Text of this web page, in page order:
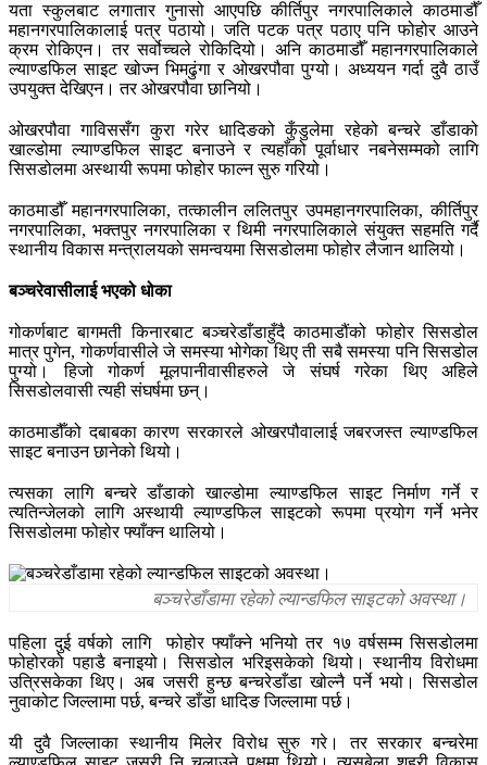
यता स्कुलबाट लगातार गुनासो आएपछि कीर्तिपुर नगरपालिकाले काठमाडौँ
महानगरपालिकालाई पत्र पठायो। जति पटक पत्र पठाए पनि फोहोर आउने
क्रम रोकिएन। तर सर्वोच्चले रोकिदियो। अनि काठमाडौँ महानगरपालिकाले
ल्याण्डफिल साइट खोज्न भिमढुंगा र ओखरपौवा पुग्यो। अध्ययन गर्दा दुवै ठाउँ
उपयुक्त देखिएन। तर ओखरपौवा छानियो।
ओखरपौवा गाविससँग कुरा गरेर धादिङको कुँडुलेमा रहेको बन्चरे डाँडाको
खाल्डोमा ल्याण्डफिल साइट बनाउने र त्यहाँको पूर्वाधार नबनेसम्मको लागि
सिसडोलमा अस्थायी रूपमा फोहोर फाल्न सुरु गरियो।
काठमाडौँ महानगरपालिका, तत्कालीन ललितपुर उपमहानगरपालिका, कीर्तिपुर
नगरपालिका, भक्तपुर नगरपालिका र थिमी नगरपालिकाले संयुक्त सहमति गर्दै
स्थानीय विकास मन्त्रालयको समन्वयमा सिसडोलमा फोहोर लैजान थालियो।
बञ्चरेवासीलाई भएको धोका
गोकर्णबाट बागमती किनारबाट बञ्चरेडाँडाहुँदै काठमाडौंको फोहोर सिसडोल
मात्र पुगेन, गोकर्णवासीले जे समस्या भोगेका थिए ती सबै समस्या पनि सिसडोल
पुग्यो। हिजो गोकर्ण मूलपानीवासीहरुले जे संघर्ष गरेका थिए अहिले
सिसडोलवासी त्यही संघर्षमा छन्।
काठमाडौँको दबाबका कारण सरकारले ओखरपौवालाई जबरजस्त ल्याण्डफिल
साइट बनाउन छानेको थियो।
त्यसका लागि बन्चरे डाँडाको खाल्डोमा ल्याण्डफिल साइट निर्माण गर्ने र
त्यतिन्जेलको लागि अस्थायी ल्याण्डफिल साइटको रूपमा प्रयोग गर्ने भनेर
सिसडोलमा फोहोर फ्याँक्न थालियो।
बञ्चरेडाँडामा रहेको ल्यान्डफिल साइटको अवस्था।
पहिला दुई वर्षको लागि फोहोर फ्याँक्ने भनियो तर १७ वर्षसम्म सिसडोलमा
फोहोरको पहाडै बनाइयो। सिसडोल भरिइसकेको थियो। स्थानीय विरोधमा
उत्रिसकेका थिए। अब जसरी हुन्छ बन्चरेडाँडा खोल्नै पर्ने भयो। सिसडोल
नुवाकोट जिल्लामा पर्छ, बन्चरे डाँडा धादिङ जिल्लामा पर्छ।
यी दुवै जिल्लाका स्थानीय मिलेर विरोध सुरु गरे। तर सरकार बन्चरेमा